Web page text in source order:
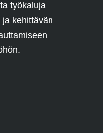
työkaluja
kehittävän